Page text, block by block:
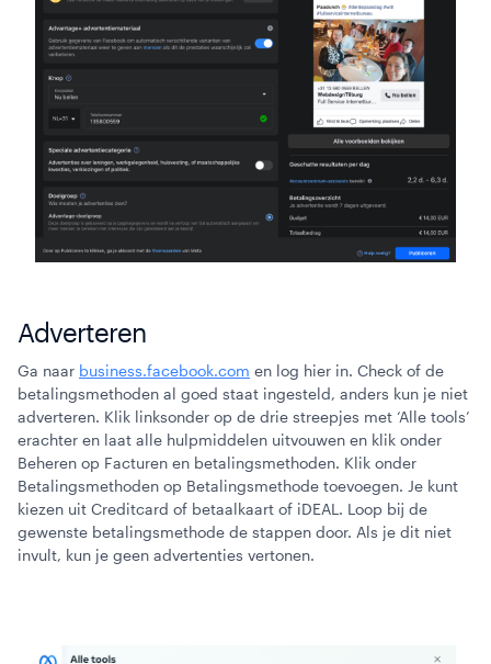
Adverteren
Ga naar business.facebook.com en log hier in. Check of de
betalingsmethoden al goed staat ingesteld, anders kun je niet
adverteren. Klik linksonder op de drie streepjes met ‘Alle tools’
erachter en laat alle hulpmiddelen uitvouwen en klik onder
Beheren op Facturen en betalingsmethoden. Klik onder
Betalingsmethoden op Betalingsmethode toevoegen. Je kunt
kiezen uit Creditcard of betaalkaart of iDEAL. Loop bij de
gewenste betalingsmethode de stappen door. Als je dit niet
invult, kun je geen advertenties vertonen.